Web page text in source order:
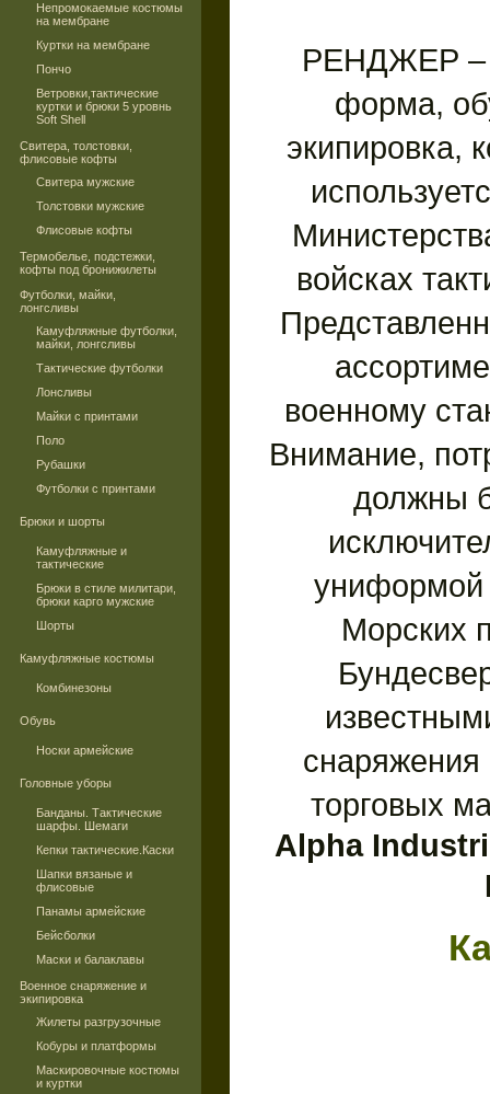
Непромокаемые костюмы
на мембране
Куртки на мембране
Пончо
Ветровки,тактические
куртки и брюки 5 уровнь
Soft Shell
Свитера, толстовки,
флисовые кофты
Свитера мужские
Толстовки мужские
Флисовые кофты
Термобелье, подстежки,
кофты под бронижилеты
Футболки, майки,
лонгсливы
Камуфляжные футболки,
майки, лонгсливы
Тактические футболки
Лонсливы
Майки с принтами
Поло
Рубашки
Футболки с принтами
Брюки и шорты
Камуфляжные и
тактические
Брюки в стиле милитари,
брюки карго мужские
Шорты
Камуфляжные костюмы
Комбинезоны
Обувь
Носки армейские
Головные уборы
Банданы. Тактические
шарфы. Шемаги
Кепки тактические.Каски
Шапки вязаные и
флисовые
Панамы армейские
Бейсболки
Маски и балаклавы
Военное снаряжение и
экипировка
Жилеты разгрузочные
Кобуры и платформы
Маскировочные костюмы
и куртки
РЕНДЖЕР –
форма,
экипировка,
войсках
военному
Внимание,
должны
Морских
торговых
Alpha